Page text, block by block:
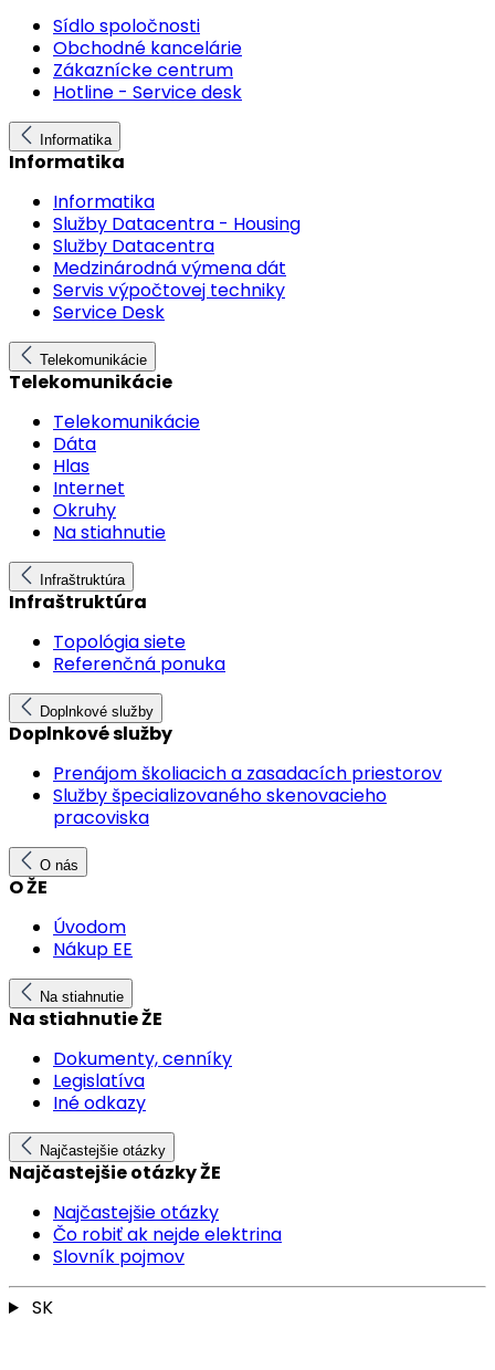
Sídlo spoločnosti
Obchodné kancelárie
Zákaznícke centrum
Hotline - Service desk
Informatika
Informatika
Informatika
Služby Datacentra - Housing
Služby Datacentra
Medzinárodná výmena dát
Servis výpočtovej techniky
Service Desk
Telekomunikácie
Telekomunikácie
Telekomunikácie
Dáta
Hlas
Internet
Okruhy
Na stiahnutie
Infraštruktúra
Infraštruktúra
Topológia siete
Referenčná ponuka
Doplnkové služby
Doplnkové služby
Prenájom školiacich a zasadacích priestorov
Služby špecializovaného skenovacieho
pracoviska
O nás
O ŽE
Úvodom
Nákup EE
Na stiahnutie
Na stiahnutie ŽE
Dokumenty, cenníky
Legislatíva
Iné odkazy
Najčastejšie otázky
Najčastejšie otázky ŽE
Najčastejšie otázky
Čo robiť ak nejde elektrina
Slovník pojmov
SK